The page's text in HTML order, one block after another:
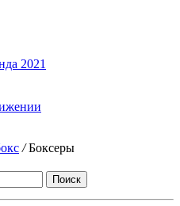
2021
/Боксеры